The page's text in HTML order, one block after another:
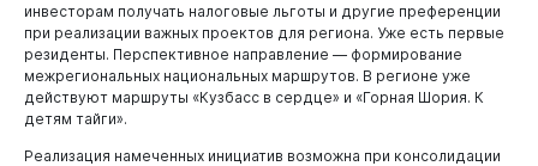
инвесторам получать налоговые льготы и другие преференции
при реализации важных проектов для региона. Уже есть первые
резиденты. Перспективное направление — формирование
межрегиональных национальных маршрутов. В регионе уже
действуют маршруты «Кузбасс в сердце» и «Горная Шория. К
детям тайги».
Реализация намеченных инициатив возможна при консолидации